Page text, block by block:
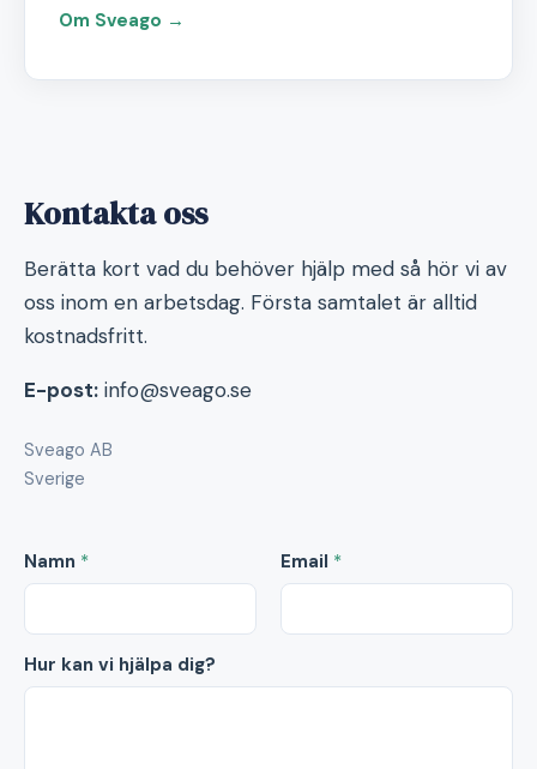
Om Sveago →
Kontakta oss
Berätta kort vad du behöver hjälp med så hör vi av
oss inom en arbetsdag. Första samtalet är alltid
kostnadsfritt.
E-post: info@sveago.se
Sveago AB
Sverige
Namn * Email *
Hur kan vi hjälpa dig?